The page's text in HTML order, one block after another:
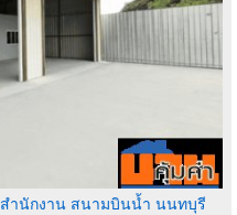
สำนักงาน สนามบินน้ำ นนทบุรี